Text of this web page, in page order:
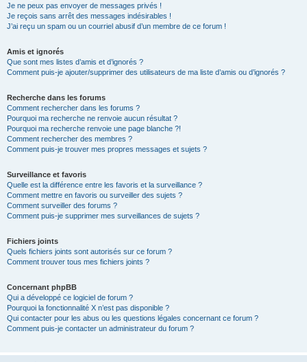
Je ne peux pas envoyer de messages privés !
Je reçois sans arrêt des messages indésirables !
J’ai reçu un spam ou un courriel abusif d’un membre de ce forum !
Amis et ignorés
Que sont mes listes d’amis et d’ignorés ?
Comment puis-je ajouter/supprimer des utilisateurs de ma liste d’amis ou d’ignorés ?
Recherche dans les forums
Comment rechercher dans les forums ?
Pourquoi ma recherche ne renvoie aucun résultat ?
Pourquoi ma recherche renvoie une page blanche ?!
Comment rechercher des membres ?
Comment puis-je trouver mes propres messages et sujets ?
Surveillance et favoris
Quelle est la différence entre les favoris et la surveillance ?
Comment mettre en favoris ou surveiller des sujets ?
Comment surveiller des forums ?
Comment puis-je supprimer mes surveillances de sujets ?
Fichiers joints
Quels fichiers joints sont autorisés sur ce forum ?
Comment trouver tous mes fichiers joints ?
Concernant phpBB
Qui a développé ce logiciel de forum ?
Pourquoi la fonctionnalité X n’est pas disponible ?
Qui contacter pour les abus ou les questions légales concernant ce forum ?
Comment puis-je contacter un administrateur du forum ?